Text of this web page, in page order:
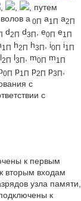
, ,
, путем
а0П а1П a2П
d2П d3П , e0П e1П
1П h2П h3П , i0П i1П
l2П l3П , m0П m1П
0П p1П p2П p3П,
с
с
к первым
вторым входам
узла памяти,
к